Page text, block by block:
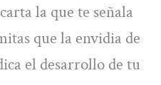
la que te señala
que la envidia de
el desarrollo de tu